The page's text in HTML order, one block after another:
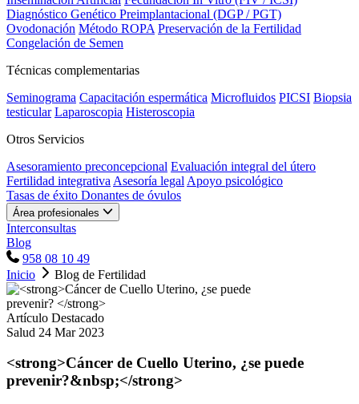
Diagnóstico Genético Preimplantacional (DGP / PGT)
Ovodonación Método ROPA Preservación de la Fertilidad
Congelación de Semen
Técnicas complementarias
Seminograma Capacitación espermática Microfluidos PICSI Biopsia
testicular Laparoscopia Histeroscopia
Otros Servicios
Asesoramiento preconcepcional Evaluación integral del útero
Fertilidad integrativaAsesoría legalApoyo psicológico
Tasas de éxito Donantes de óvulos
Área profesionales
Interconsultas
Blog
958 08 10 49
Inicio
Blog de Fertilidad
Artículo Destacado
Salud 24 Mar 2023
<strong>Cáncer de Cuello Uterino, ¿se puede
prevenir?&nbsp;</strong>